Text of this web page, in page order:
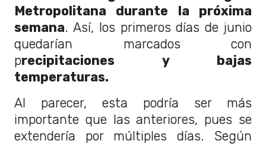
Metropolitana durante la próxima
semana. Así, los primeros días de junio
quedarían marcados con
precipitaciones y bajas
temperaturas.
Al parecer, esta podría ser más
importante que las anteriores, pues se
extendería por múltiples días. Según